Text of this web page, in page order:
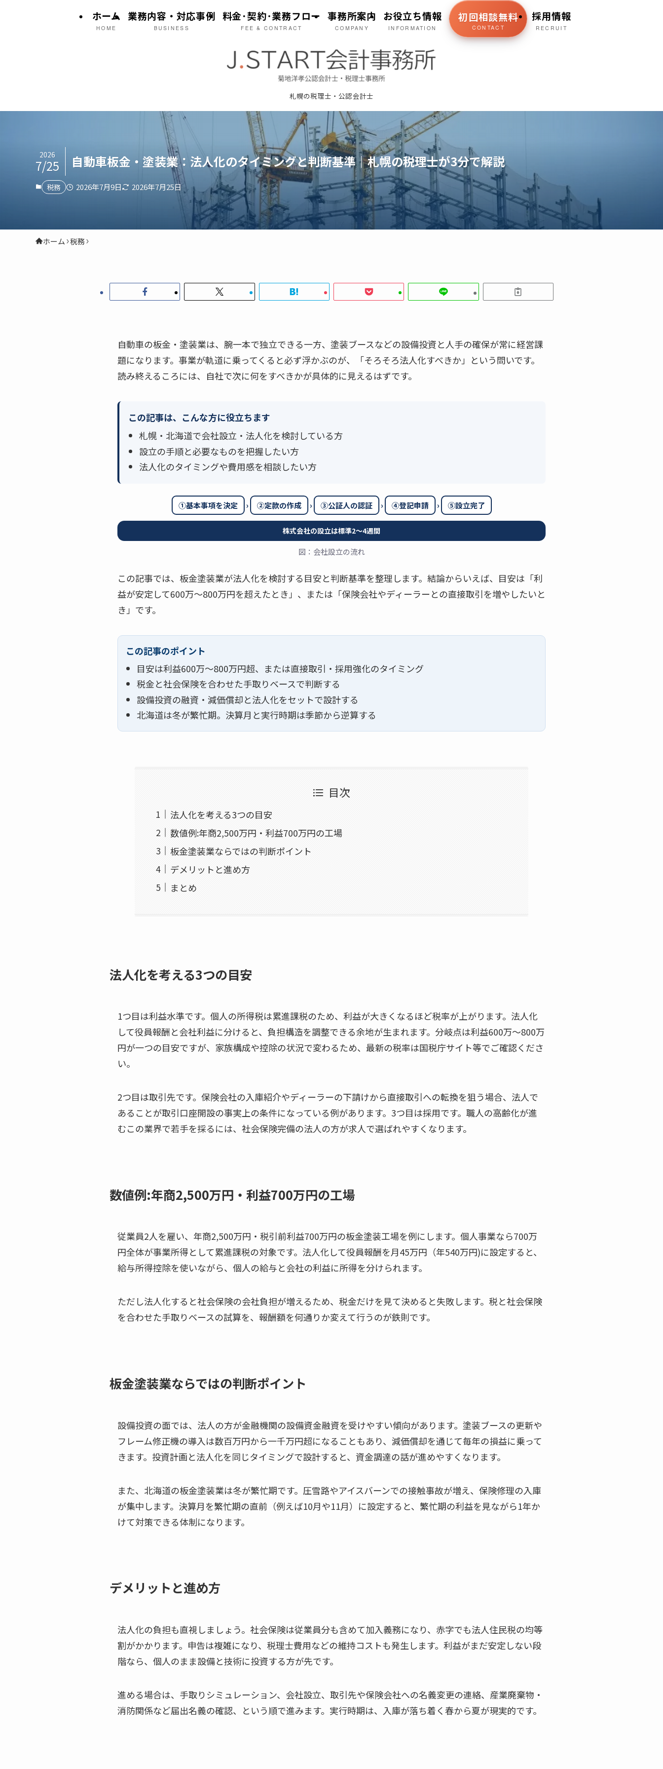
札幌の税理士・公認会計士
ホーム
HOME
業務内容・対応事例
BUSINESS
料金･契約･業務フロー
FEE & CONTRACT
事務所案内
COMPANY
お役立ち情報
INFORMATION
初回相談無料
CONTACT
採用情報
RECRUIT
自動車板金・塗装業：法人化のタイミングと判断基準｜札幌の税理士が3分で解説
2026
7/25
税務 2026年7月9日 2026年7月25日
ホーム 税務
自動車の板金・塗装業は、腕一本で独立できる一方、塗装ブースなどの設備投資と人手の確保が常に経営課
題になります。事業が軌道に乗ってくると必ず浮かぶのが、「そろそろ法人化すべきか」という問いです。
読み終えるころには、自社で次に何をすべきかが具体的に見えるはずです。
この記事は、こんな方に役立ちます
札幌・北海道で会社設立・法人化を検討している方
設立の手順と必要なものを把握したい方
法人化のタイミングや費用感を相談したい方
①基本事項を決定 › ②定款の作成 › ③公証人の認証 › ④登記申請 › ⑤設立完了
株式会社の設立は標準2〜4週間
図：会社設立の流れ
この記事では、板金塗装業が法人化を検討する目安と判断基準を整理します。結論からいえば、目安は「利
益が安定して600万〜800万円を超えたとき」、または「保険会社やディーラーとの直接取引を増やしたいと
き」です。
この記事のポイント
目安は利益600万〜800万円超、または直接取引・採用強化のタイミング
税金と社会保険を合わせた手取りベースで判断する
設備投資の融資・減価償却と法人化をセットで設計する
北海道は冬が繁忙期。決算月と実行時期は季節から逆算する
目次
法人化を考える3つの目安
数値例:年商2,500万円・利益700万円の工場
板金塗装業ならではの判断ポイント
デメリットと進め方
まとめ
法人化を考える3つの目安
1つ目は利益水準です。個人の所得税は累進課税のため、利益が大きくなるほど税率が上がります。法人化
して役員報酬と会社利益に分けると、負担構造を調整できる余地が生まれます。分岐点は利益600万〜800万
円が一つの目安ですが、家族構成や控除の状況で変わるため、最新の税率は国税庁サイト等でご確認くださ
い。
2つ目は取引先です。保険会社の入庫紹介やディーラーの下請けから直接取引への転換を狙う場合、法人で
あることが取引口座開設の事実上の条件になっている例があります。3つ目は採用です。職人の高齢化が進
むこの業界で若手を採るには、社会保険完備の法人の方が求人で選ばれやすくなります。
数値例:年商2,500万円・利益700万円の工場
従業員2人を雇い、年商2,500万円・税引前利益700万円の板金塗装工場を例にします。個人事業なら700万
円全体が事業所得として累進課税の対象です。法人化して役員報酬を月45万円（年540万円)に設定すると、
給与所得控除を使いながら、個人の給与と会社の利益に所得を分けられます。
ただし法人化すると社会保険の会社負担が増えるため、税金だけを見て決めると失敗します。税と社会保険
を合わせた手取りベースの試算を、報酬額を何通りか変えて行うのが鉄則です。
板金塗装業ならではの判断ポイント
設備投資の面では、法人の方が金融機関の設備資金融資を受けやすい傾向があります。塗装ブースの更新や
フレーム修正機の導入は数百万円から一千万円超になることもあり、減価償却を通じて毎年の損益に乗って
きます。投資計画と法人化を同じタイミングで設計すると、資金調達の話が進めやすくなります。
また、北海道の板金塗装業は冬が繁忙期です。圧雪路やアイスバーンでの接触事故が増え、保険修理の入庫
が集中します。決算月を繁忙期の直前（例えば10月や11月）に設定すると、繁忙期の利益を見ながら1年か
けて対策できる体制になります。
デメリットと進め方
法人化の負担も直視しましょう。社会保険は従業員分も含めて加入義務になり、赤字でも法人住民税の均等
割がかかります。申告は複雑になり、税理士費用などの維持コストも発生します。利益がまだ安定しない段
階なら、個人のまま設備と技術に投資する方が先です。
進める場合は、手取りシミュレーション、会社設立、取引先や保険会社への名義変更の連絡、産業廃棄物・
消防関係など届出名義の確認、という順で進みます。実行時期は、入庫が落ち着く春から夏が現実的です。